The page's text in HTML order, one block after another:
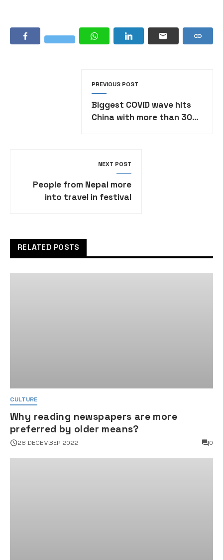
PREVIOUS POST
Biggest COVID wave hits
China with more than 30
NEXT POST
People from Nepal more
into travel in festival
RELATED POSTS
CULTURE
Why reading newspapers are more
preferred by older means?
28 DECEMBER 2022 0